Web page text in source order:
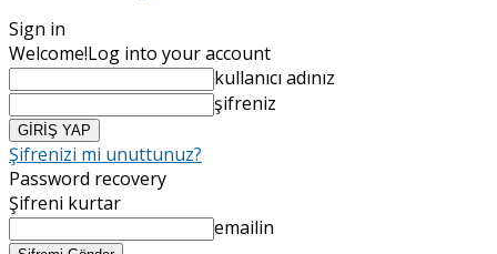
Sign in
Welcome!Log into your account
kullanıcı adınız
şifreniz
Şifrenizi mi unuttunuz?
Password recovery
Şifreni kurtar
emailin